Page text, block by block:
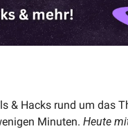
& Hacks rund um das
Minuten. Heute